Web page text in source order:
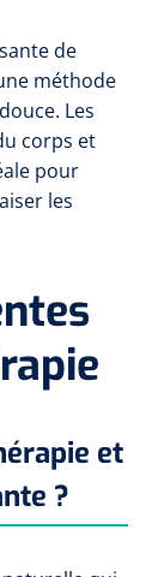
de
méthode
Les
corps et
pour
les
et
?